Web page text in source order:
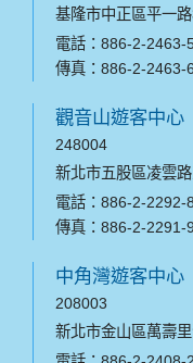
基隆市中正區平一
電話：886-2-2463-
傳真：886-2-2463-
觀音山遊客中心
248004
新北市五股區凌雲
電話：886-2-2292-
傳真：886-2-2291-
中角灣遊客中心
208003
新北市金山區萬壽